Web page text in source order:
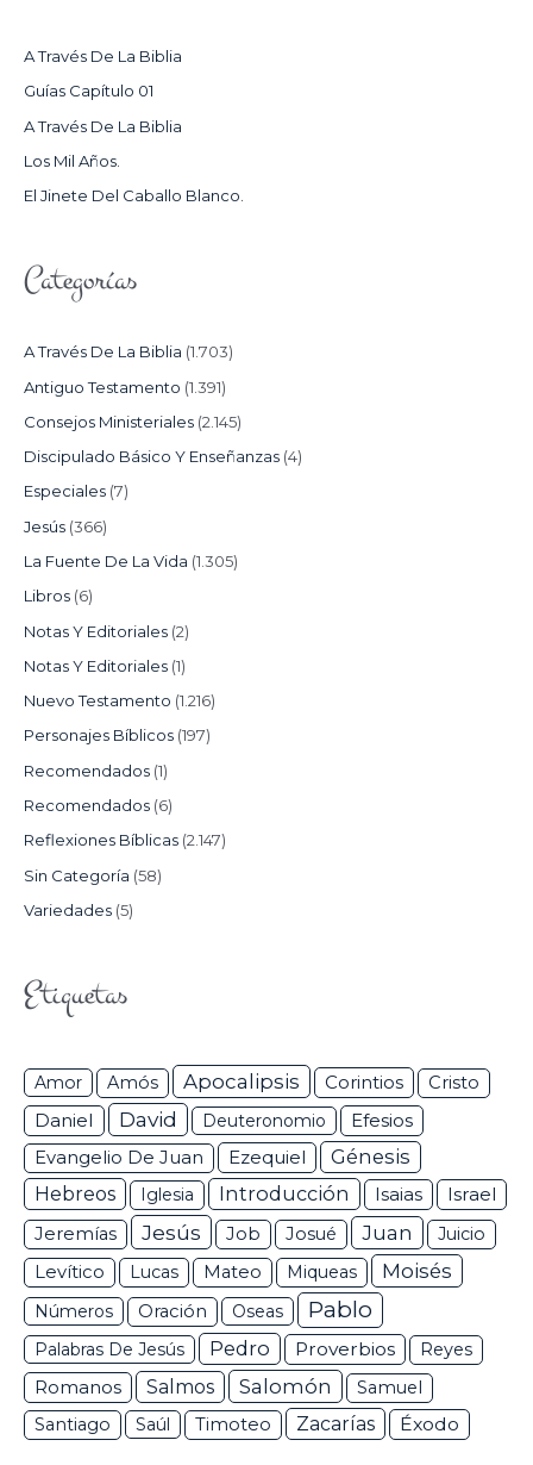
R
:
A Través De La Biblia
Guías Capítulo 01
A Través De La Biblia
Los Mil Años.
El Jinete Del Caballo Blanco.
Categorías
A Través De La Biblia (1.703)
Antiguo Testamento (1.391)
Consejos Ministeriales (2.145)
Discipulado Básico Y Enseñanzas (4)
Especiales (7)
Jesús (366)
La Fuente De La Vida (1.305)
Libros (6)
Notas Y Editoriales (2)
Notas Y Editoriales (1)
Nuevo Testamento (1.216)
Personajes Bíblicos (197)
Recomendados (1)
Recomendados (6)
Reflexiones Bíblicas (2.147)
Sin Categoría (58)
Variedades (5)
Etiquetas
Amor Amós Apocalipsis Corintios Cristo
Daniel David Deuteronomio Efesios
Evangelio De Juan Ezequiel
Génesis
Hebreos
Iglesia Introducción Isaias Israel
Jeremías Jesús Job Josué Juan
Juicio
Levítico
Lucas Mateo Miqueas Moisés
Números Oración Oseas Pablo
Palabras De Jesús Pedro Proverbios Reyes
Romanos Salmos Salomón
Samuel
Santiago
Saúl Timoteo Zacarías Éxodo